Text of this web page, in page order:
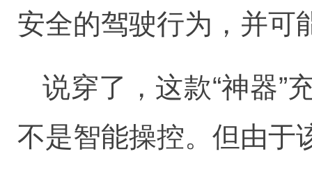
安全的驾驶行为，并可
说穿了，这款“神器”
不是智能操控。但由于